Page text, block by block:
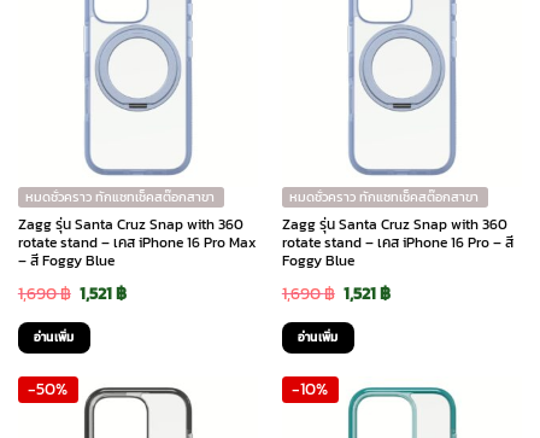
หมดชั่วคราว ทักแชทเช็คสต๊อกสาขา
Zagg รุ่น Santa Cruz Snap with 360
rotate stand – เคส iPhone 16 Pro Max
– สี Foggy Blue
1,690฿ Original
price
was:
1,690 ฿.
1,521฿Current
1,521 ฿.
อ่านเพิ่ม
หมดชั่วคราว ทักแชทเช็คสต๊อกสาขา
Zagg รุ่น Santa Cruz Snap with 360
rotate stand – เคส iPhone 16 Pro – สี
Foggy Blue
1,690฿ Original
price
was:
1,690 ฿.
1,521฿Current
1,521 ฿.
อ่านเพิ่ม
-50% -10%